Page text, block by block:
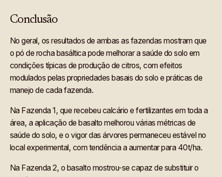
Conclusão
No geral, os resultados de ambas as fazendas mostram que
o pó de rocha basáltica pode melhorar a saúde do solo em
condições típicas de produção de citros, com efeitos
modulados pelas propriedades basais do solo e práticas de
manejo de cada fazenda.
Na Fazenda 1, que recebeu calcário e fertilizantes em toda a
área, a aplicação de basalto melhorou várias métricas de
saúde do solo, e o vigor das árvores permaneceu estável no
local experimental, com tendência a aumentar para 40t/ha.
Na Fazenda 2, o basalto mostrou-se capaz de substituir o